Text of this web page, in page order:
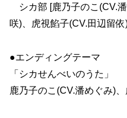
シカ部 [鹿乃子のこ(CV.
咲)、虎視餡子(CV.田辺留
●エンディングテーマ
「シカせんべいのうた」
鹿乃子のこ(CV.潘めぐみ)